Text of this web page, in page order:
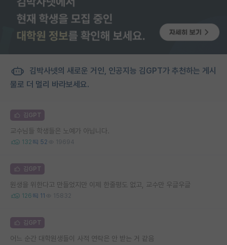
김박사넷의 새로운 거인, 인공지능 김GPT가 추천하는 게시
물로 더 멀리 바라보세요.
김GPT
교수님들 학생들은 노예가 아닙니다.
132 52 19694
김GPT
원생을 위한다고 만들었지만 이제 한줄평도 없고, 교수만 우글우글
126 11 15832
김GPT
어느 순간 대학원생들이 사적 연락은 안 받는 거 같음